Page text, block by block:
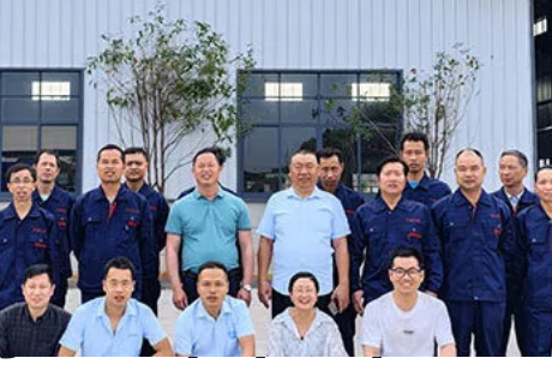
equipos para